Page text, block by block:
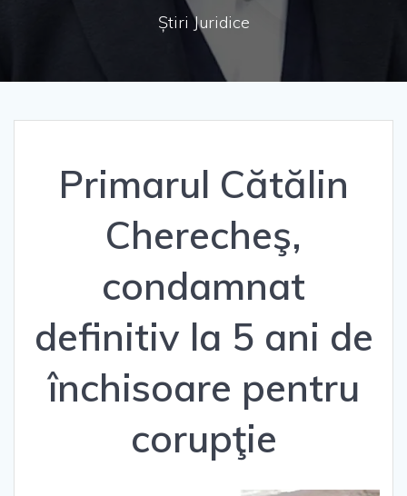
Știri Juridice
Primarul Cătălin
Cherecheş,
condamnat
definitiv la 5 ani de
închisoare pentru
corupţie